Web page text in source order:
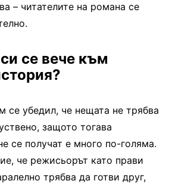
– читателите на романа се
се вече към
се убедил, че нещата не трябва
защото тогава
се получат е много по-голяма.
че режисьорът като прави
трябва да готви друг,